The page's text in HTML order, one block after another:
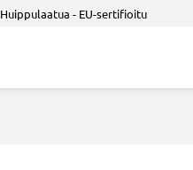
Huippulaatua - EU-sertifioitu